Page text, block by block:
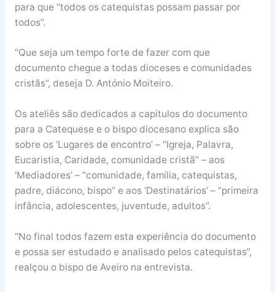
para que “todos os catequistas possam passar por
todos”.
“Que seja um tempo forte de fazer com que
documento chegue a todas dioceses e comunidades
cristãs”, deseja D. António Moiteiro.
Os ateliês são dedicados a capítulos do documento
para a Catequese e o bispo diocesano explica são
sobre os ‘Lugares de encontro’ – “Igreja, Palavra,
Eucaristia, Caridade, comunidade cristã” – aos
‘Mediadores’ – “comunidade, família, catequistas,
padre, diácono, bispo” e aos ‘Destinatários’ – “primeira
infância, adolescentes, juventude, adultos”.
“No final todos fazem esta experiência do documento
e possa ser estudado e analisado pelos catequistas”,
realçou o bispo de Aveiro na entrevista.